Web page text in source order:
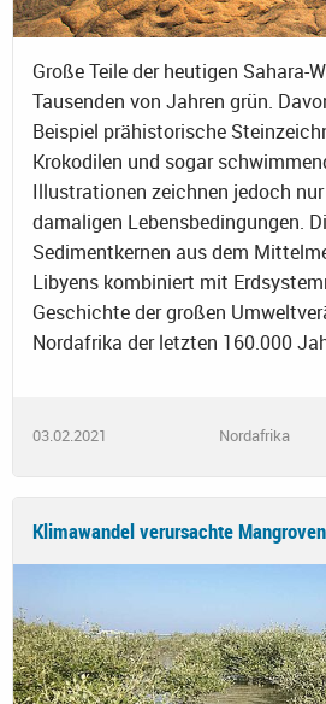
Große Teile der heutigen Sahara-
Tausenden von Jahren grün.
Beispiel prähistorische
Krokodilen und sogar
Illustrationen zeichnen jedoch
damaligen Lebensbedingungen.
Sedimentkernen aus dem
Libyens kombiniert mit
Geschichte der großen
Nordafrika der letzten 160.000
03.02.2021 Nordafrika
Klimawandel verursachte